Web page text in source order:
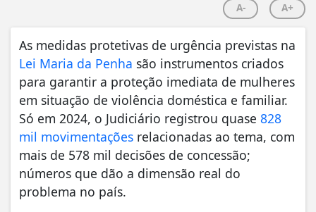
A- A+
As medidas protetivas de urgência previstas na
Lei Maria da Penha são instrumentos criados
para garantir a proteção imediata de mulheres
em situação de violência doméstica e familiar.
Só em 2024, o Judiciário registrou quase 828
mil movimentações relacionadas ao tema, com
mais de 578 mil decisões de concessão;
números que dão a dimensão real do
problema no país.